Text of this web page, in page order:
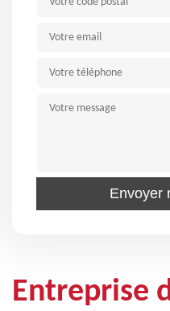
Entreprise